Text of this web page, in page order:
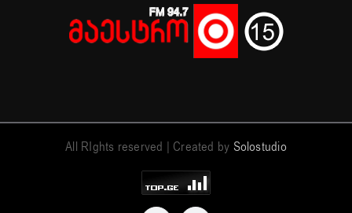
All RIghts reserved | Created by Solostudio